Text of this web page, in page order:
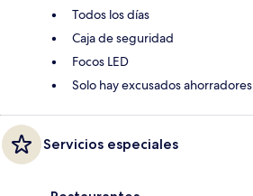
Todos los días
Caja de seguridad
Focos LED
Solo hay excusados ahorradores
Servicios especiales